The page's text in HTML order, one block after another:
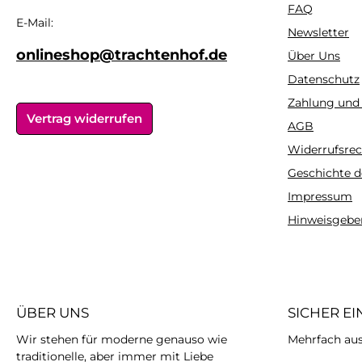
alltäglichen Hose, zum
Wolljacken ihre
ursprüngliche Form
vielseitig
und passt
alltäglichen
Dirndl oder
Wolljacken
ursprüngliche
behalten,
möglichst nicht
C
geringer
E-Mail:
onlineshop@trachtenhof.de
Vertrag widerrufen
FAQ
Newsletter
Über Uns
Datenschutz
Zahlung und
AGB
Geschichte
Impressum
ÜBER UNS
Wir stehen für moderne genauso wie
traditionelle, aber immer mit Liebe
SICHER
Mehrfach